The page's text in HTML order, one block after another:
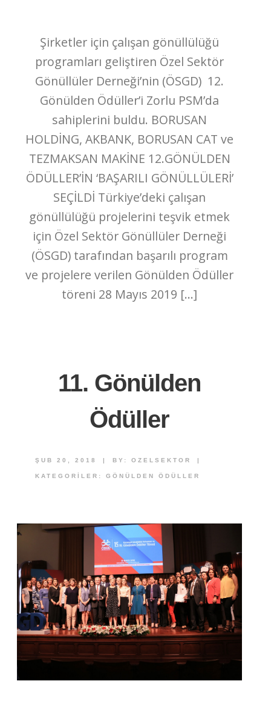
Şirketler için çalışan gönüllülüğü
programları geliştiren Özel Sektör
Gönüllüler Derneği’nin (ÖSGD) 12.
Gönülden Ödüller’i Zorlu PSM’da
sahiplerini buldu. BORUSAN
HOLDİNG, AKBANK, BORUSAN CAT ve
TEZMAKSAN MAKİNE 12.GÖNÜLDEN
ÖDÜLLER’İN ‘BAŞARILI GÖNÜLLÜLERİ’
SEÇİLDİ Türkiye’deki çalışan
gönüllülüğü projelerini teşvik etmek
için Özel Sektör Gönüllüler Derneği
(ÖSGD) tarafından başarılı program
ve projelere verilen Gönülden Ödüller
töreni 28 Mayıs 2019 […]
11. Gönülden
Ödüller
ŞUB 20, 2018 | BY: OZELSEKTOR |
KATEGORILER: GÖNÜLDEN ÖDÜLLER